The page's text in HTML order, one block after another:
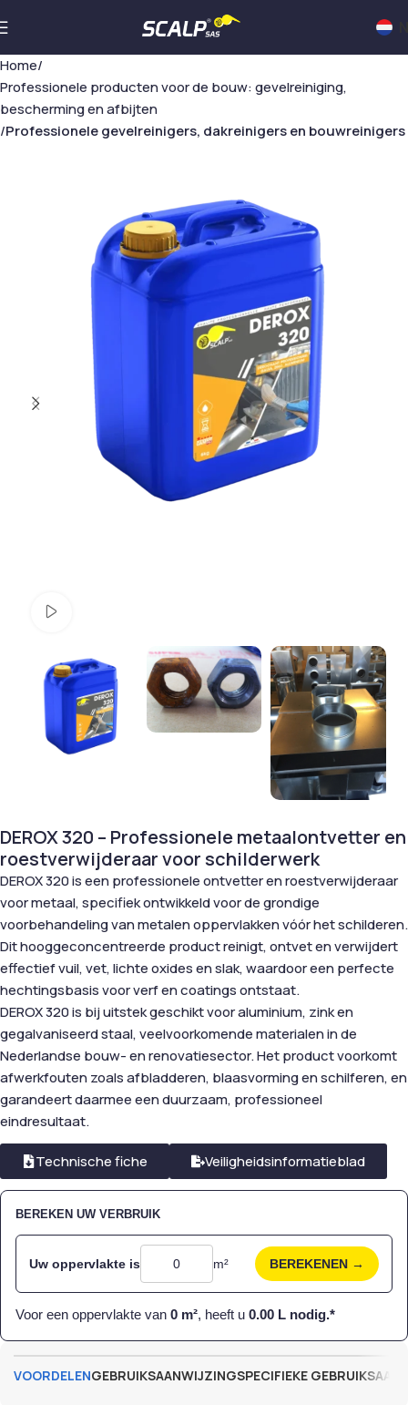
Home
Professionele producten voor de bouw: gevelreiniging,
bescherming en afbijten
Professionele gevelreinigers, dakreinigers en bouwreinigers
DEROX 320 – Professionele metaalontvetter en
roestverwijderaar voor schilderwerk
DEROX 320 is een professionele ontvetter en roestverwijderaar
voor metaal, specifiek ontwikkeld voor de grondige
voorbehandeling van metalen oppervlakken vóór het schilderen.
Dit hooggeconcentreerde product reinigt, ontvet en verwijdert
effectief vuil, vet, lichte oxides en slak, waardoor een perfecte
hechtingsbasis voor verf en coatings ontstaat.
DEROX 320 is bij uitstek geschikt voor aluminium, zink en
gegalvaniseerd staal, veelvoorkomende materialen in de
Nederlandse bouw- en renovatiesector. Het product voorkomt
afwerkfouten zoals afbladderen, blaasvorming en schilferen, en
garandeert daarmee een duurzaam, professioneel
eindresultaat.
Technische fiche Veiligheidsinformatieblad
BEREKEN UW VERBRUIK
Uw oppervlakte is m² BEREKENEN →
Voor een oppervlakte van 0 m², heeft u 0.00 L nodig.*
VOORDELENGEBRUIKSAANWIJZINGSPECIFIEKE